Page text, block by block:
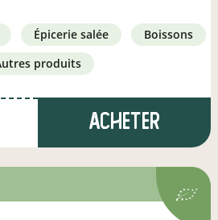
épicerie salée
boissons
autres produits
Acheter